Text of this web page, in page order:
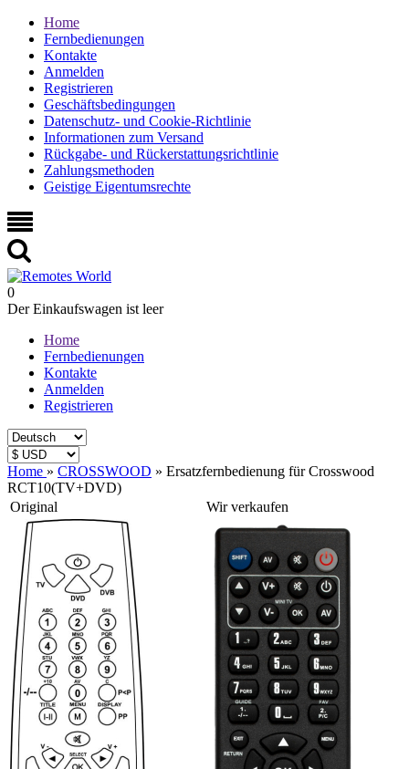
Home
Fernbedienungen
Kontakte
Anmelden
Registrieren
Geschäftsbedingungen
Datenschutz- und Cookie-Richtlinie
Informationen zum Versand
Rückgabe- und Rückerstattungsrichtlinie
Zahlungsmethoden
Geistige Eigentumsrechte
0
Der Einkaufswagen ist leer
Home
Fernbedienungen
Kontakte
Anmelden
Registrieren
Home » CROSSWOOD » Ersatzfernbedienung für Crosswood
RCT10(TV+DVD)
Original
Wir verkaufen